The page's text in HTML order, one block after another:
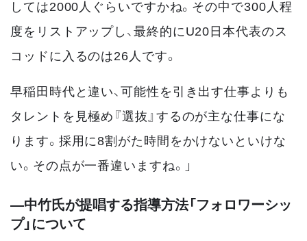
しては2000人ぐらいですかね。その中で300人程
度をリストアップし、最終的にU20日本代表のス
コッドに入るのは26人です。
早稲田時代と違い、可能性を引き出す仕事よりも
タレントを見極め『選抜』するのが主な仕事にな
ります。採用に8割がた時間をかけないといけな
い。その点が一番違いますね。」
―中竹氏が提唱する指導方法「フォロワーシッ
プ」について